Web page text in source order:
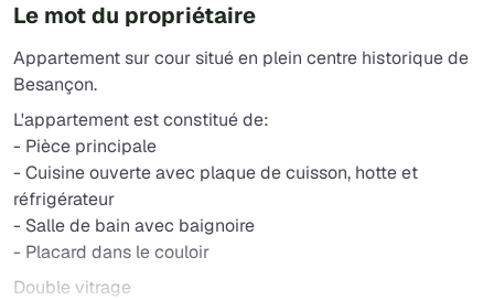
Le mot du propriétaire
Appartement sur cour situé en plein centre historique de
Besançon.
L'appartement est constitué de:
- Pièce principale
- Cuisine ouverte avec plaque de cuisson, hotte et
réfrigérateur
- Salle de bain avec baignoire
- Placard dans le couloir
Double vitrage